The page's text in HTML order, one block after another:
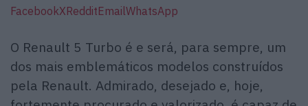
FacebookXRedditEmailWhatsApp
O Renault 5 Turbo é e será, para sempre, um
dos mais emblemáticos modelos construídos
pela Renault. Admirado, desejado e, hoje,